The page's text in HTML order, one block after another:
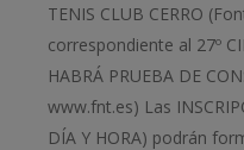
TENIS CLUB CERRO
correspondiente al 27º
HABRÁ PRUEBA DE
www.fnt.es) Las
DÍA Y HORA) podrán